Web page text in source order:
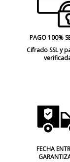
PAGO 100%
Cifrado SSL y
FECHA